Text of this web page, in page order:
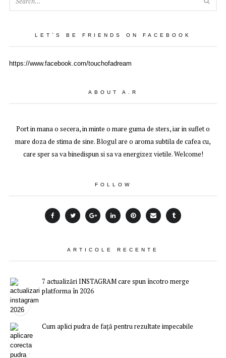
LET`S BE FRIENDS ON FACEBOOK
https://www.facebook.com/touchofadream
ABOUT A.R
Port in mana o secera, in minte o mare guma de sters, iar in suflet o
mare doza de stima de sine. Blogul are o aroma subtila de cafea cu,
care sper sa va binedispun si sa va energizez vietile. Welcome!
FOLLOW
ARTICOLE RECENTE
7 actualizări INSTAGRAM care spun încotro merge
platforma în 2026
Cum aplici pudra de față pentru rezultate impecabile